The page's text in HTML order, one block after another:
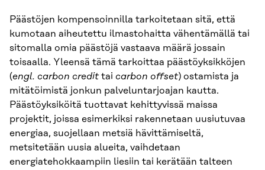
Päästöjen kompensoinnilla tarkoitetaan sitä, että
kumotaan aiheutettu ilmastohaitta vähentämällä tai
sitomalla omia päästöjä vastaava määrä jossain
toisaalla. Yleensä tämä tarkoittaa päästöyksikköjen
(engl. carbon credittai carbon offset) ostamista ja
mitätöimistä jonkun palveluntarjoajan kautta.
Päästöyksiköitä tuottavat kehittyvissä maissa
projektit, joissa esimerkiksi rakennetaan uusiutuvaa
energiaa, suojellaan metsiä hävittämiseltä,
metsitetään uusia alueita, vaihdetaan
energiatehokkaampiin liesiin tai kerätään talteen